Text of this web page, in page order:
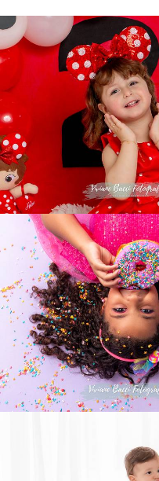
138
702